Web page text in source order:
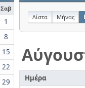
Σαβ
1
8
15
22
29
Λίστα Μήνας
Ημέρα